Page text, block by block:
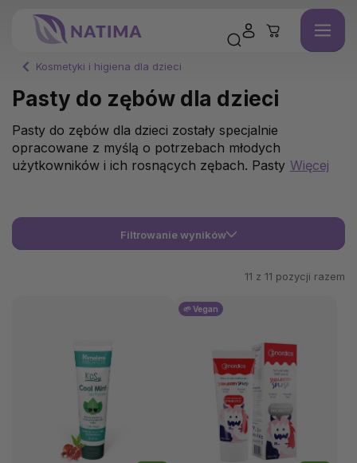
Kosmetyki i higiena dla dzieci
Pasty do zębów dla dzieci
Pasty do zębów dla dzieci zostały specjalnie
opracowane z myślą o potrzebach młodych
użytkowników i ich rosnących zębach. Pasty Więcej
Filtrowanie wyników
11 z 11 pozycji razem
🌱 Vegan